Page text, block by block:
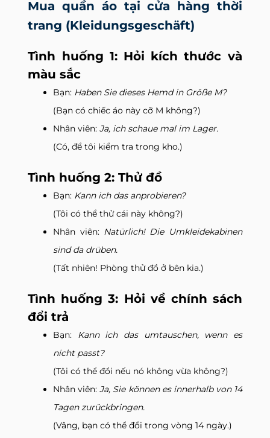
Mua quần áo tại cửa hàng thời
trang (Kleidungsgeschäft)
Tình huống 1: Hỏi kích thước và
màu sắc
Bạn: Haben Sie dieses Hemd in Größe M?
(Bạn có chiếc áo này cỡ M không?)
Nhân viên:Ja, ich schaue mal im Lager.
(Có, để tôi kiểm tra trong kho.)
Tình huống 2: Thử đồ
Bạn: Kann ich das anprobieren?
(Tôi có thể thử cái này không?)
Nhân viên: Natürlich! Die Umkleidekabinen
sind da drüben.
(Tất nhiên! Phòng thử đồ ở bên kia.)
Tình huống 3: Hỏi về chính sách
đổi trả
Bạn: Kann ich das umtauschen, wenn es
nicht passt?
(Tôi có thể đổi nếu nó không vừa không?)
Nhân viên:Ja, Sie können es innerhalb von 14
Tagen zurückbringen.
(Vâng, bạn có thể đổi trong vòng 14 ngày.)